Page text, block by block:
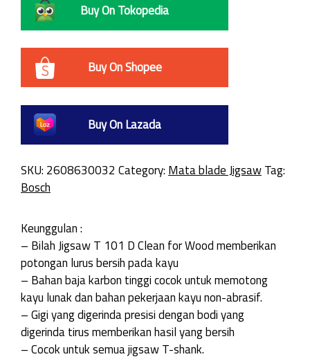
Buy On Tokopedia
Buy On Shopee
Buy On Lazada
SKU: 2608630032 Category: Mata blade JigsawTag:
Bosch
Keunggulan :
– Bilah Jigsaw T 101 D Clean for Wood memberikan
potongan lurus bersih pada kayu
– Bahan baja karbon tinggi cocok untuk memotong
kayu lunak dan bahan pekerjaan kayu non-abrasif.
– Gigi yang digerinda presisi dengan bodi yang
digerinda tirus memberikan hasil yang bersih
– Cocok untuk semua jigsaw T-shank.